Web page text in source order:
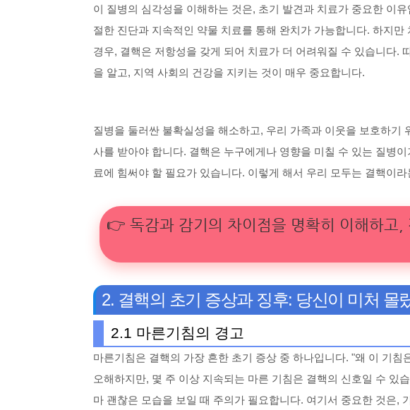
이 질병의 심각성을 이해하는 것은, 초기 발견과 치료가 중요한 이
절한 진단과 지속적인 약물 치료를 통해 완치가 가능합니다. 하지
경우, 결핵은 저항성을 갖게 되어 치료가 더 어려워질 수 있습니다.
을 알고, 지역 사회의 건강을 지키는 것이 매우 중요합니다.
질병을 둘러싼 불확실성을 해소하고, 우리 가족과 이웃을 보호하기
사를 받아야 합니다. 결핵은 누구에게나 영향을 미칠 수 있는 질병
료에 힘써야 할 필요가 있습니다. 이렇게 해서 우리 모두는 결핵이
👉 독감과 감기의 차이점을 명확히 이해하고,
2. 결핵의 초기 증상과 징후: 당신이 미처 몰
2.1 마른기침의 경고
마른기침은 결핵의 가장 흔한 초기 증상 중 하나입니다. "왜 이 기침
오해하지만, 몇 주 이상 지속되는 마른 기침은 결핵의 신호일 수 있
마 괜찮은 모습을 보일 때 주의가 필요합니다. 여기서 중요한 것은,